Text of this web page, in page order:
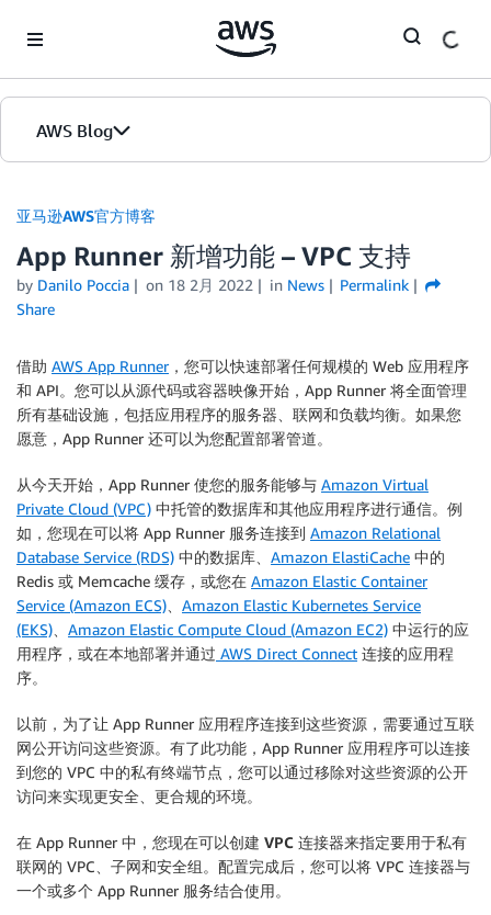
AWS Blog
首页
版本
亚马逊AWS官方博客
App Runner 新增功能 – VPC 支持
by Danilo Poccia on 18 2月 2022 in News
Permalink
Share
借助 AWS App Runner，您可以快速部署任何规模的 Web 应用程序
和 API。您可以从源代码或容器映像开始，App Runner 将全面管理
所有基础设施，包括应用程序的服务器、联网和负载均衡。如果您
愿意，App Runner 还可以为您配置部署管道。
从今天开始，App Runner 使您的服务能够与 Amazon Virtual
Private Cloud (VPC) 中托管的数据库和其他应用程序进行通信。例
如，您现在可以将 App Runner 服务连接到 Amazon Relational
Database Service (RDS) 中的数据库、 Amazon ElastiCache 中的
Redis 或 Memcache 缓存，或您在 Amazon Elastic Container
Service (Amazon ECS)
Amazon Elastic Kubernetes Service
(EKS)
Amazon Elastic Compute Cloud (Amazon EC2) 中运行的应
用程序，或在本地部署并通过 AWS Direct Connect 连接的应用程
序。
以前，为了让 App Runner 应用程序连接到这些资源，需要通过互联
网公开访问这些资源。有了此功能，App Runner 应用程序可以连接
到您的 VPC 中的私有终端节点，您可以通过移除对这些资源的公开
访问来实现更安全、更合规的环境。
在 App Runner 中，您现在可以创建 VPC 连接器来指定要用于私有
联网的 VPC、子网和安全组。配置完成后，您可以将 VPC 连接器与
一个或多个 App Runner 服务结合使用。